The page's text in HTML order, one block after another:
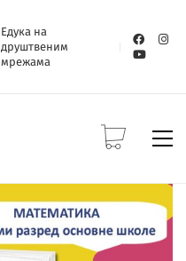
Едука на
друштвеним
мрежама